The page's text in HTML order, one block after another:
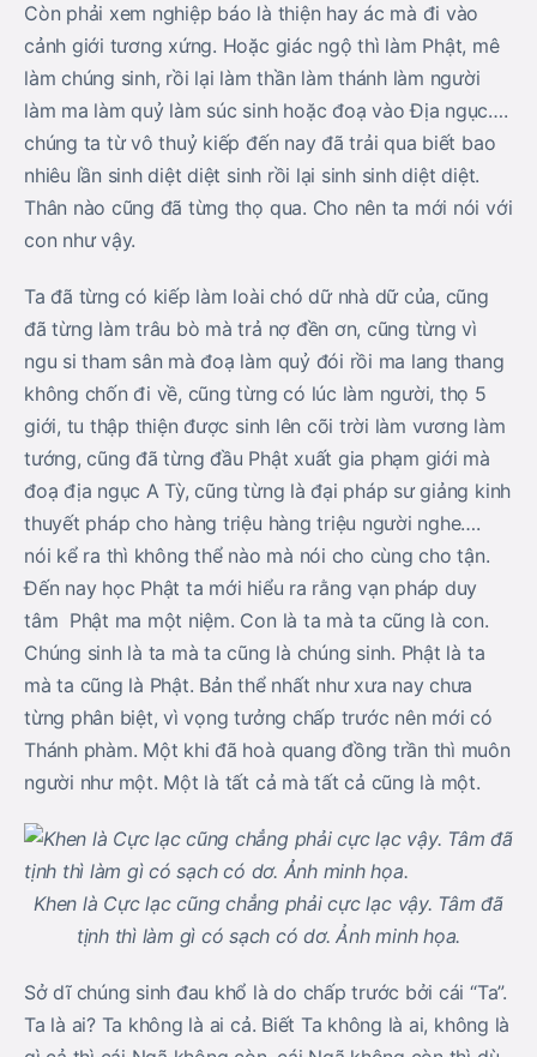
Còn phải xem nghiệp báo là thiện hay ác mà đi vào
cảnh giới tương xứng. Hoặc giác ngộ thì làm Phật, mê
làm chúng sinh, rồi lại làm thần làm thánh làm người
làm ma làm quỷ làm súc sinh hoặc đoạ vào Địa ngục….
chúng ta từ vô thuỷ kiếp đến nay đã trải qua biết bao
nhiêu lần sinh diệt diệt sinh rồi lại sinh sinh diệt diệt.
Thân nào cũng đã từng thọ qua. Cho nên ta mới nói với
con như vậy.
Ta đã từng có kiếp làm loài chó dữ nhà dữ của, cũng
đã từng làm trâu bò mà trả nợ đền ơn, cũng từng vì
ngu si tham sân mà đoạ làm quỷ đói rồi ma lang thang
không chốn đi về, cũng từng có lúc làm người, thọ 5
giới, tu thập thiện được sinh lên cõi trời làm vương làm
tướng, cũng đã từng đầu Phật xuất gia phạm giới mà
đoạ địa ngục A Tỳ, cũng từng là đại pháp sư giảng kinh
thuyết pháp cho hàng triệu hàng triệu người nghe….
nói kể ra thì không thể nào mà nói cho cùng cho tận.
Đến nay học Phật ta mới hiểu ra rằng vạn pháp duy
tâm Phật ma một niệm. Con là ta mà ta cũng là con.
Chúng sinh là ta mà ta cũng là chúng sinh. Phật là ta
mà ta cũng là Phật. Bản thể nhất như xưa nay chưa
từng phân biệt, vì vọng tưởng chấp trước nên mới có
Thánh phàm. Một khi đã hoà quang đồng trần thì muôn
người như một. Một là tất cả mà tất cả cũng là một.
Khen là Cực lạc cũng chẳng phải cực lạc vậy. Tâm đã
tịnh thì làm gì có sạch có dơ. Ảnh minh họa.
Sở dĩ chúng sinh đau khổ là do chấp trước bởi cái “Ta”.
Ta là ai? Ta không là ai cả. Biết Ta không là ai, không là